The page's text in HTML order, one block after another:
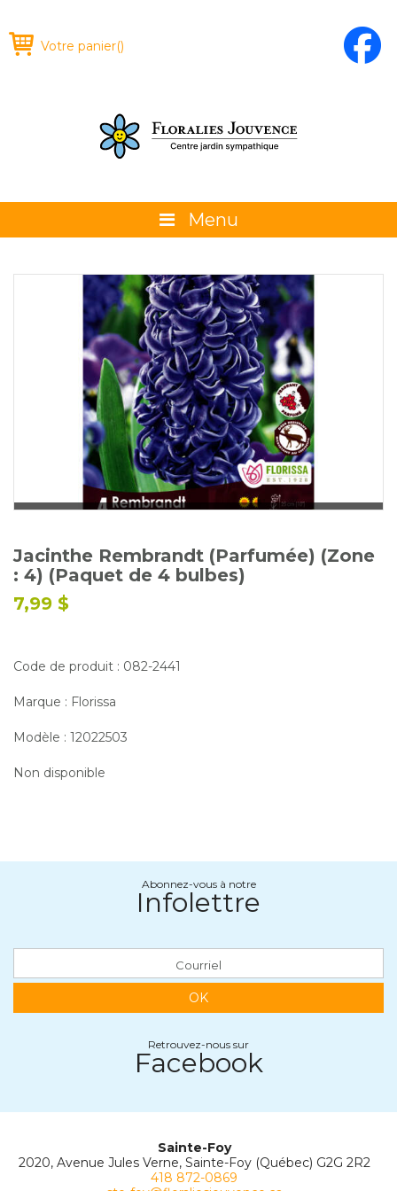
Votre panier()
Menu
La boutique
Promotions et évènements
Conseils
Glossaire
Calendrier horticole
Emplois
Service à la clientèle
Nous joindre
Jacinthe Rembrandt (Parfumée) (Zone
: 4) (Paquet de 4 bulbes)
7,99 $
Code de produit : 082-2441
Marque : Florissa
Modèle : 12022503
Non disponible
Abonnez-vous à notre
Infolettre
OK
Retrouvez-nous sur
Facebook
Sainte-Foy
2020, Avenue Jules Verne, Sainte-Foy (Québec) G2G 2R2
418 872-0869